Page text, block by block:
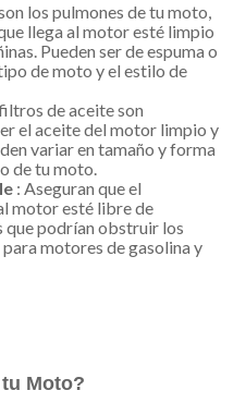
los pulmones de tu moto,
llega al motor esté limpio
Pueden ser de espuma o
de moto y el estilo de
de aceite son
el aceite del motor limpio y
variar en tamaño y forma
de tu moto.
: Aseguran que el
motor esté libre de
que podrían obstruir los
motores de gasolina y
Moto?